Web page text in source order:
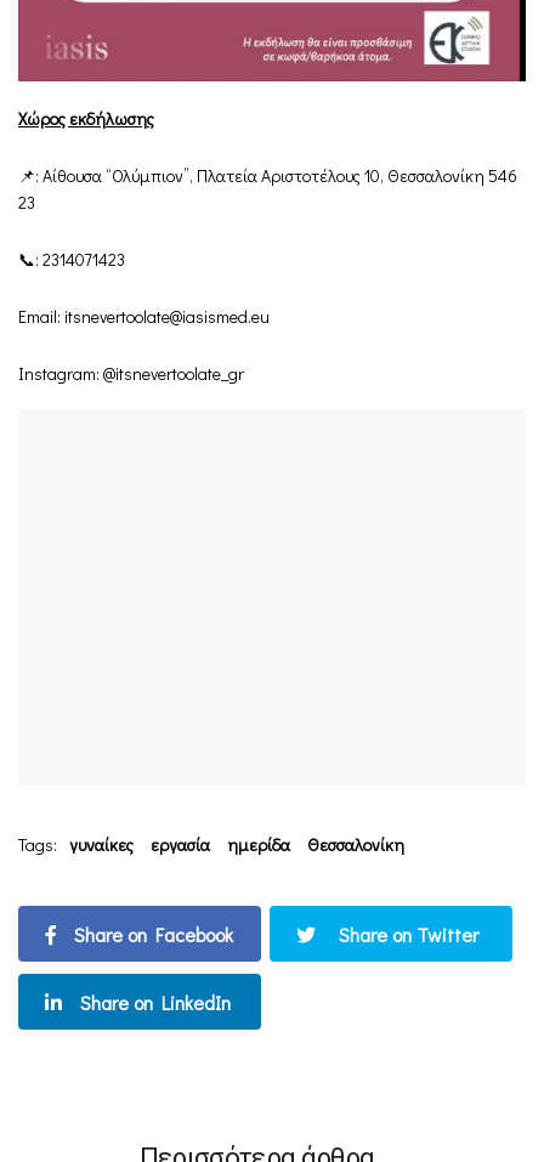
Χώρος εκδήλωσης
📌: Aίθουσα “Ολύμπιον”, Πλατεία Αριστοτέλους 10, Θεσσαλονίκη 546
23
📞: 2314071423
Email: itsnevertoolate@iasismed.eu
Instagram: @itsnevertoolate_gr
Tags: γυναίκες εργασία ημερίδα Θεσσαλονίκη
Share on Facebook Share on Twitter
Share on LinkedIn